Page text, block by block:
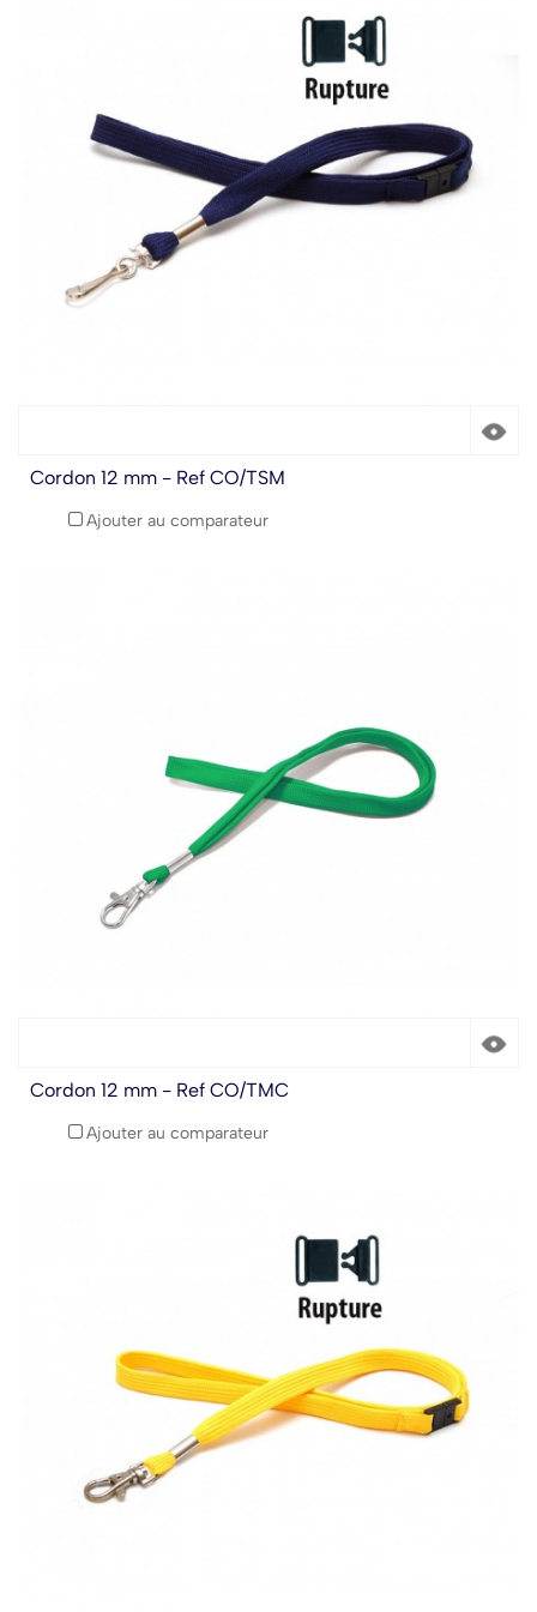
Cordon 12 mm - Ref CO/TSM
Ajouter au comparateur
Cordon 12 mm - Ref CO/TMC
Ajouter au comparateur